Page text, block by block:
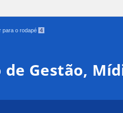
para o rodapé 4
Gestão,